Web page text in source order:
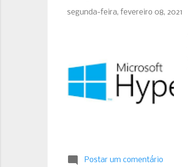
segunda-feira, fevereiro 08, 2021
Postar um comentário